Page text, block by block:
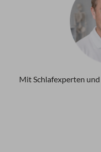
Mit Schlafexperten